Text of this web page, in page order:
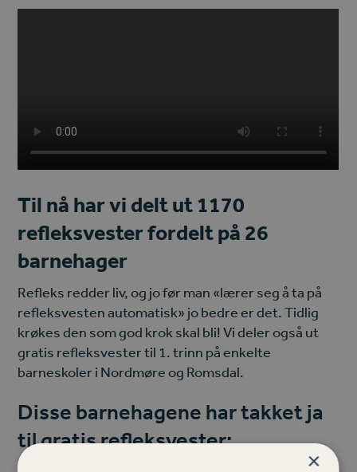
Til nå har vi delt ut 1170
refleksvester fordelt på 26
barnehager
Refleks redder liv, og jo før man «lærer seg å ta på
refleksvesten automatisk» jo bedre er det. Tidlig
krøkes den som god krok skal bli! Vi deler også ut
gratis refleksvester til 1. trinn på enkelte
barneskoler i Nordmøre og Romsdal.
Disse barnehagene har takket ja
til gratis refleksvester:
×